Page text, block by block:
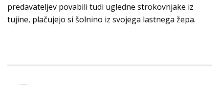
predavateljev povabili tudi ugledne strokovnjake iz
tujine, plačujejo si šolnino iz svojega lastnega žepa.